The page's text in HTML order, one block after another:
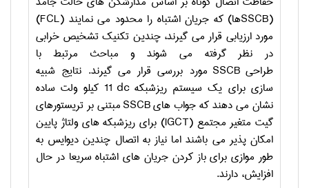
(
SSCBها) که جریان اشتباه را محدود می نمایند (FCL
)
مورد ارزیابی قرار می گیرند، چندین تکنیک تشخیص خرابی
در نظر گرفته می شوند و مباحث مرتبط با
طراحی SSCB مورد بررسی قرار می گیرند. نتایج شبیه
سازی برای یک سیستم ریزشبکه dc
11 کیلو ولت ساده
نشان می دهند که جواب هایSSCBمبتنی بر تریستورهای
گیت متغیر مجتمع (IGCT) برای ریزشبکه های ولتاژ پایین
امکان پذیر می باشند اما نیاز به اتصال چندین دیوایس به
طور موازی برای باز کردن جریان های اشتباه سریعا در حال
افزایش، دارند.